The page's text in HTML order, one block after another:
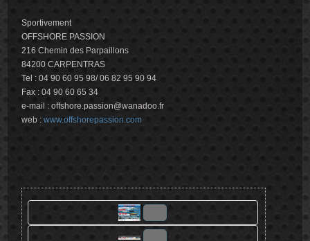
Sportivement
OFFSHORE PASSION
216 Chemin des Parpaillons
84200 CARPENTRAS
Tel : 04 90 60 95 98/ 06 82 95 90 94
Fax : 04 90 60 65 34
e-mail :offshore.passion@wanadoo.fr
web :www.offshorepassion.com